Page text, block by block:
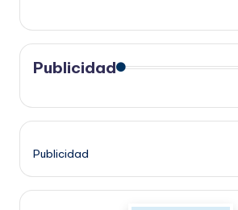
Publicidad
Publicidad